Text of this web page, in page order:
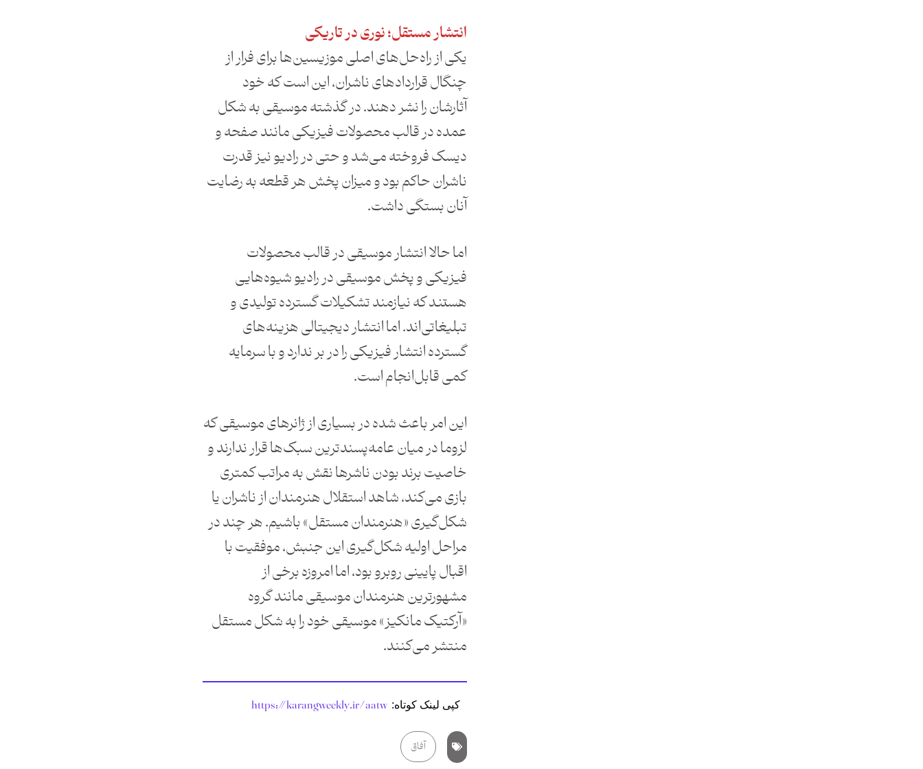
انتشار مستقل؛ نوری در تاریکی
یکی از راه‌حل‌های اصلی موزیسین‌ها برای فرار از
چنگال قراردادهای ناشران، این است که خود
آثارشان را نشر دهند. در گذشته موسیقی به شکل
عمده در قالب محصولات فیزیکی مانند صفحه و
دیسک فروخته می‌شد و حتی در رادیو نیز قدرت
ناشران حاکم بود و میزان پخش هر قطعه به رضایت
آنان بستگی داشت.
اما حالا انتشار موسیقی در قالب محصولات
فیزیکی و پخش موسیقی در رادیو شیوه‌هایی
هستند که نیازمند تشکیلات گسترده تولیدی و
تبلیغاتی‌اند. اما انتشار دیجیتالی هزینه‌های
گسترده انتشار فیزیکی را در بر ندارد و با سرمایه
کمی قابل‌انجام است.
این امر باعث شده در بسیاری از ژانرهای موسیقی که
لزوما در میان عامه‌پسندترین سبک‌ها قرار ندارند و
خاصیت برند بودن ناشرها نقش به مراتب کمتری
بازی می‌کند، شاهد استقلال هنرمندان از ناشران یا
شکل‌گیری «هنرمندان مستقل» باشیم. هر چند در
مراحل اولیه شکل‌گیری این جنبش، موفقیت با
اقبال پایینی روبرو بود، اما امروزه برخی از
مشهورترین هنرمندان موسیقی مانند گروه
«آرکتیک مانکیز» موسیقی خود را به شکل مستقل
منتشر می‌کنند.
کپی لینک کوتاه: https://karangweekly.ir/aatw
آفاق